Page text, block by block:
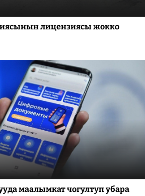
лицензиясы жокко
маалымкат чогултуп убара